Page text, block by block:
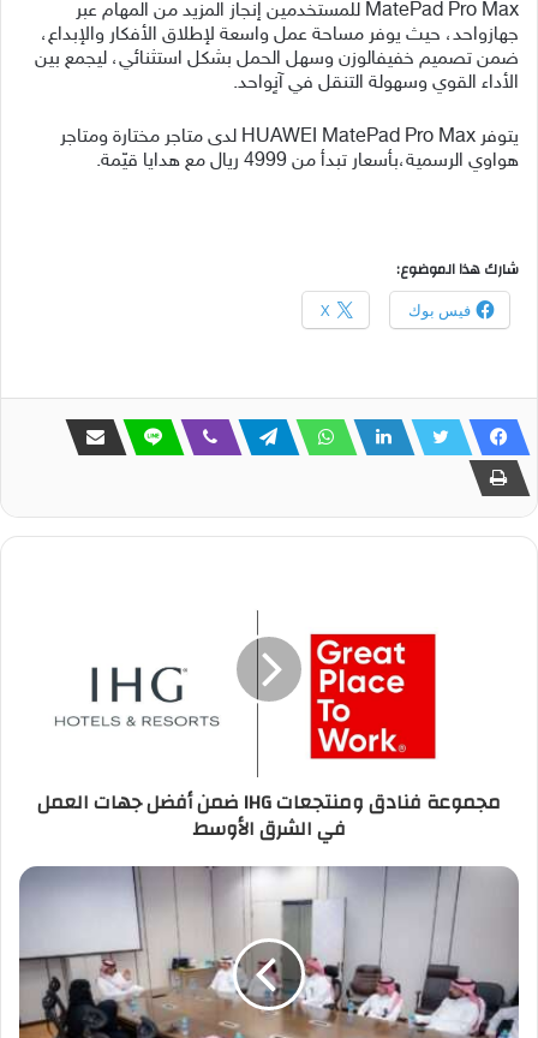
MatePad Pro Max للمستخدمين إنجاز المزيد من المهام عبر
جهازواحد، حيث يوفر مساحة عمل واسعة لإطلاق الأفكار والإبداع،
ضمن تصميم خفيفالوزن وسهل الحمل بشكل استثنائي، ليجمع بين
الأداء القوي وسهولة التنقل في آنٍواحد.
يتوفر HUAWEI MatePad Pro Max لدى متاجر مختارة ومتاجر
هواوي الرسمية،بأسعار تبدأ من 4999 ريال مع هدايا قيّمة.
شارك هذا الموضوع:
فيس بوك X
مجموعة فنادق ومنتجعات IHG ضمن أفضل جهات العمل
في الشرق الأوسط